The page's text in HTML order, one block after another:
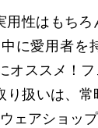
用性はもち
に愛用者を
オススメ！
扱いは、常
アショップ